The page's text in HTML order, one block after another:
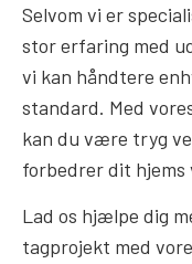
Selvom vi er
stor erfaring med
vi kan håndtere
standard. Med
kan du være tryg
forbedrer dit
Lad os hjælpe dig
tagprojekt med